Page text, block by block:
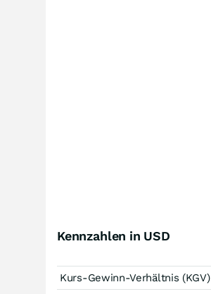
Kennzahlen in USD
Kurs-Gewinn-Verhältnis (KGV)